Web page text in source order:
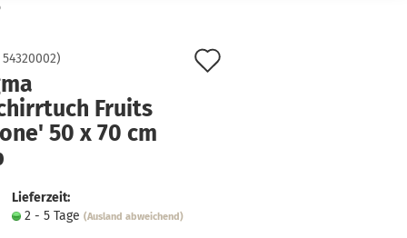
54320002)
Fruits
50 x 70 cm
Lieferzeit:
2 - 5 Tage (Ausland abweichend)